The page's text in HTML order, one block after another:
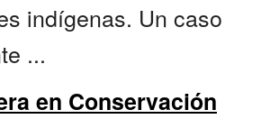
indígenas. Un caso
...
en Conservación